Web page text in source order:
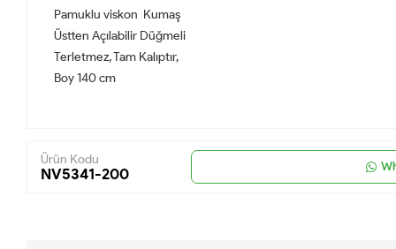
Pamuklu viskon Kumaş
Üstten Açılabilir Düğmeli
Terletmez, Tam Kalıptır,
Boy 140 cm
Ürün Kodu
NV5341-200